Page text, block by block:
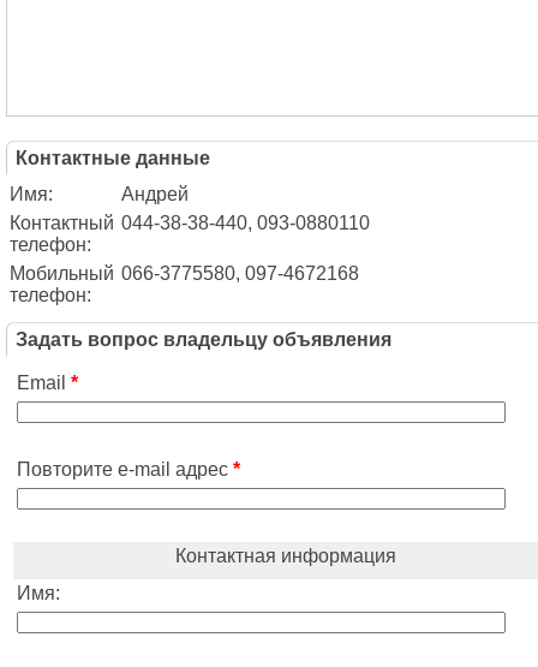
Контактные данные
Имя:
Андрей
Контактный
телефон:
044-38-38-440, 093-0880110
Мобильный
телефон:
066-3775580, 097-4672168
Задать вопрос владельцу объявления
Email *
Повторите e-mail адрес *
Контактная информация
Имя: